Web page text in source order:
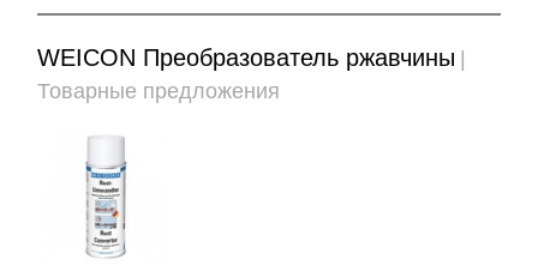
WEICON Преобразователь ржавчины |
Товарные предложения